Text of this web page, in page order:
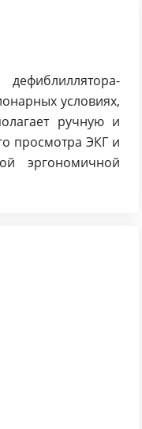
условиях,
ручную и
просмотра ЭКГ и
эргономичной